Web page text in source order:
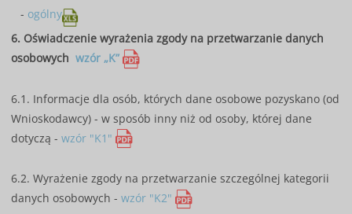
- ogólny
6. Oświadczenie wyrażenia zgody na przetwarzanie danych
osobowych wzór „K”
6.1. Informacje dla osób, których dane osobowe pozyskano (od
Wnioskodawcy) - w sposób inny niż od osoby, której dane
dotyczą - wzór "K1"
6.2. Wyrażenie zgody na przetwarzanie szczególnej kategorii
danych osobowych - wzór "K2"